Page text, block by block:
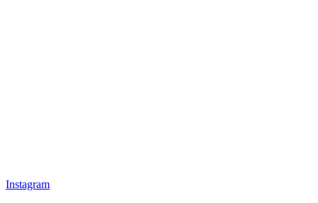
Instagram